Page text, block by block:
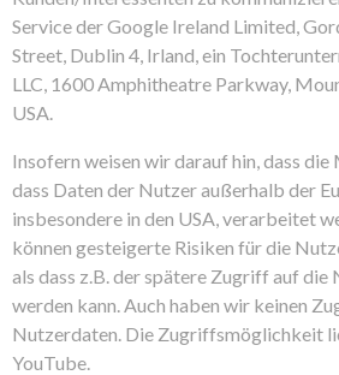
Service der Google Ireland Limited,
Street, Dublin 4, Irland, ein
LLC, 1600 Amphitheatre Parkway,
USA.
Insofern weisen wir darauf hin, dass
dass Daten der Nutzer außerhalb der
insbesondere in den USA, verarbeitet
können gesteigerte Risiken für die
als dass z.B. der spätere Zugriff auf
werden kann. Auch haben wir keinen
Nutzerdaten. Die Zugriffsmöglichkeit
YouTube.